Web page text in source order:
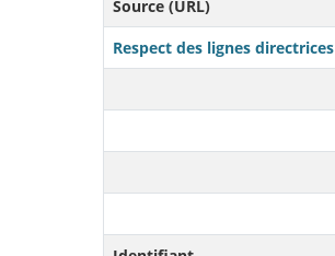
Source (URL)
Respect des lignes directrices